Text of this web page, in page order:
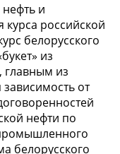
и
курса российской
белорусского
из
главным из
зависимость от
нефти по
белорусского